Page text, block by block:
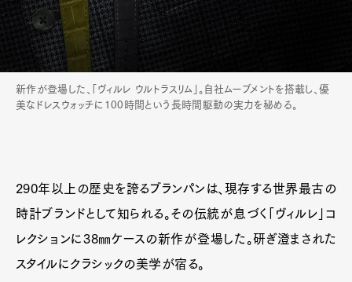
新作が登場した、「ヴィルレ ウルトラスリム」。自社ムーブメントを搭載し、優
美なドレスウォッチに100時間という長時間駆動の実力を秘める。
290年以上の歴史を誇るブランパンは、現存する世界最古の
時計ブランドとして知られる。その伝統が息づく「ヴィルレ」コ
レクションに38㎜ケースの新作が登場した。研ぎ澄まされた
スタイルにクラシックの美学が宿る。